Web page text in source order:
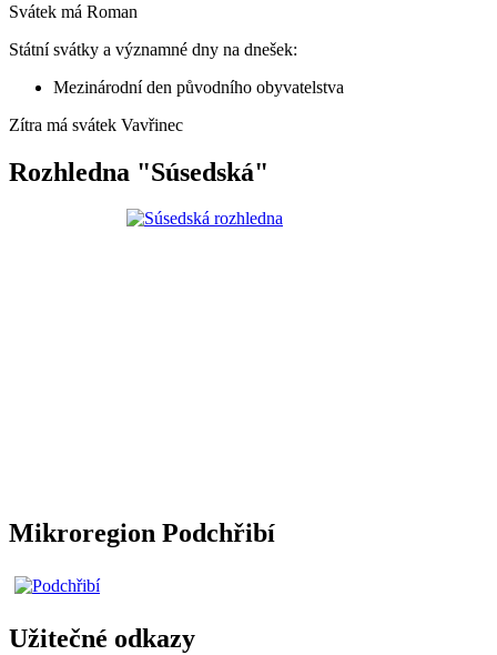
Svátek má Roman
Státní svátky a významné dny na dnešek:
Mezinárodní den původního obyvatelstva
Zítra má svátek Vavřinec
Rozhledna "Súsedská"
Mikroregion Podchřibí
Užitečné odkazy